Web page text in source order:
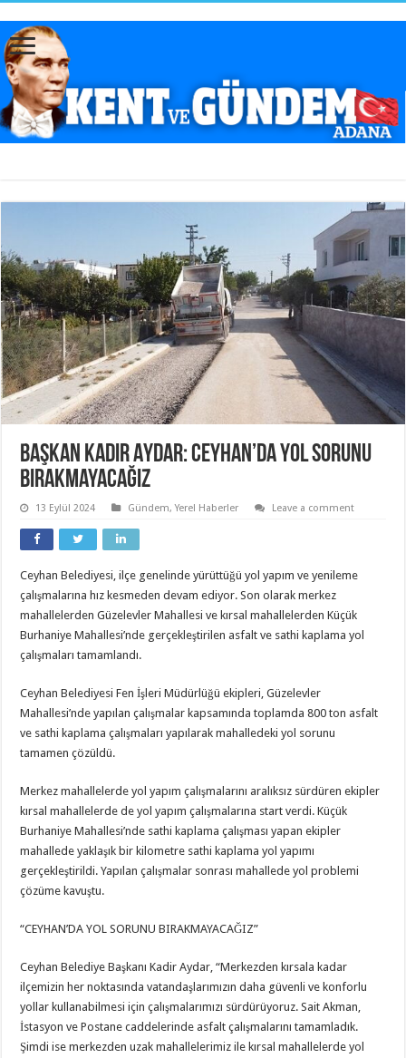
Başkan Kadir Aydar: Ceyhan’da Yol Sorunu
Bırakmayacağız
13 Eylül 2024 Gündem,Yerel Haberler Leave a comment
Ceyhan Belediyesi, ilçe genelinde yürüttüğü yol yapım ve yenileme
çalışmalarına hız kesmeden devam ediyor. Son olarak merkez
mahallelerden Güzelevler Mahallesi ve kırsal mahallelerden Küçük
Burhaniye Mahallesi’nde gerçekleştirilen asfalt ve sathi kaplama yol
çalışmaları tamamlandı.
Ceyhan Belediyesi Fen İşleri Müdürlüğü ekipleri, Güzelevler
Mahallesi’nde yapılan çalışmalar kapsamında toplamda 800 ton asfalt
ve sathi kaplama çalışmaları yapılarak mahalledeki yol sorunu
tamamen çözüldü.
Merkez mahallelerde yol yapım çalışmalarını aralıksız sürdüren ekipler
kırsal mahallelerde de yol yapım çalışmalarına start verdi. Küçük
Burhaniye Mahallesi’nde sathi kaplama çalışması yapan ekipler
mahallede yaklaşık bir kilometre sathi kaplama yol yapımı
gerçekleştirildi. Yapılan çalışmalar sonrası mahallede yol problemi
çözüme kavuştu.
“CEYHAN’DA YOL SORUNU BIRAKMAYACAĞIZ”
Ceyhan Belediye Başkanı Kadir Aydar, “Merkezden kırsala kadar
ilçemizin her noktasında vatandaşlarımızın daha güvenli ve konforlu
yollar kullanabilmesi için çalışmalarımızı sürdürüyoruz. Sait Akman,
İstasyon ve Postane caddelerinde asfalt çalışmalarını tamamladık.
Şimdi ise merkezden uzak mahallelerimiz ile kırsal mahallelerde yol